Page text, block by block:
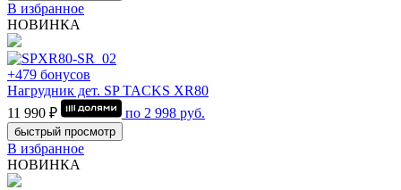
В избранное
НОВИНКА
+479 бонусов
Нагрудник дет. SP TACKS XR80
11 990 ₽
по 2 998 руб.
быстрый просмотр
В избранное
НОВИНКА